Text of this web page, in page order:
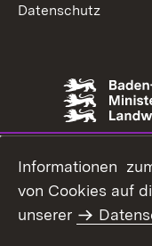
Datenschutz
Informationen
von Cookies auf
unserer